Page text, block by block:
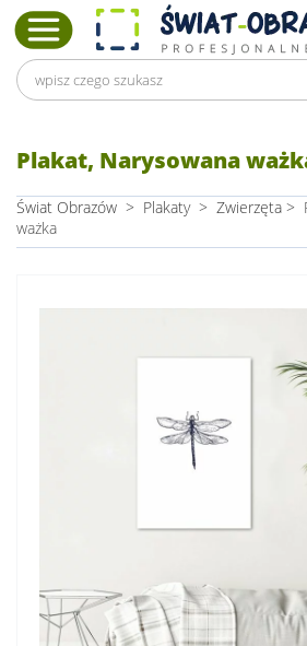
Plakat, Narysowana
Świat Obrazów > Plakaty > Zwierzęta >
ważka